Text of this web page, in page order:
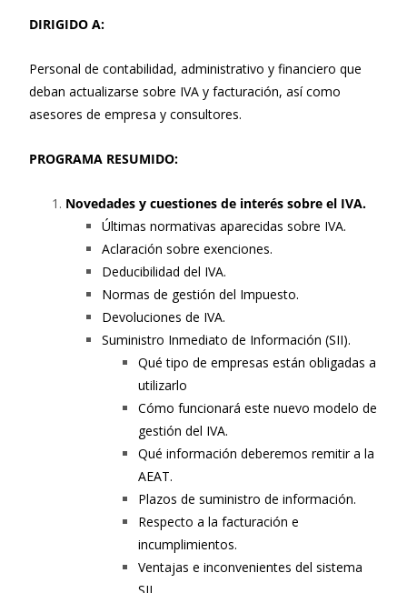
DIRIGIDO A:
Personal de contabilidad, administrativo y financiero que
deban actualizarse sobre IVA y facturación, así como
asesores de empresa y consultores.
PROGRAMA RESUMIDO:
Novedades y cuestiones de interés sobre el IVA.
Últimas normativas aparecidas sobre IVA.
Aclaración sobre exenciones.
Deducibilidad del IVA.
Normas de gestión del Impuesto.
Devoluciones de IVA.
Suministro Inmediato de Información (SII).
Qué tipo de empresas están obligadas a
utilizarlo
Cómo funcionará este nuevo modelo de
gestión del IVA.
Qué información deberemos remitir a la
AEAT.
Plazos de suministro de información.
Respecto a la facturación e
incumplimientos.
Ventajas e inconvenientes del sistema